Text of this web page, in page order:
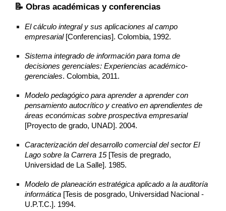
📝 Obras académicas y conferencias
El cálculo integral y sus aplicaciones al campo
empresarial[Conferencias]. Colombia, 1992.
Sistema integrado de información para toma de
decisiones gerenciales: Experiencias académico-
gerenciales. Colombia, 2011.
Modelo pedagógico para aprender a aprender con
pensamiento autocrítico y creativo en aprendientes de
áreas económicas sobre prospectiva empresarial
[Proyecto de grado, UNAD]. 2004.
Caracterización del desarrollo comercial del sector El
Lago sobre la Carrera 15[Tesis de pregrado,
Universidad de La Salle]. 1985.
Modelo de planeación estratégica aplicado a la auditoría
informática [Tesis de posgrado, Universidad Nacional -
U.P.T.C.]. 1994.